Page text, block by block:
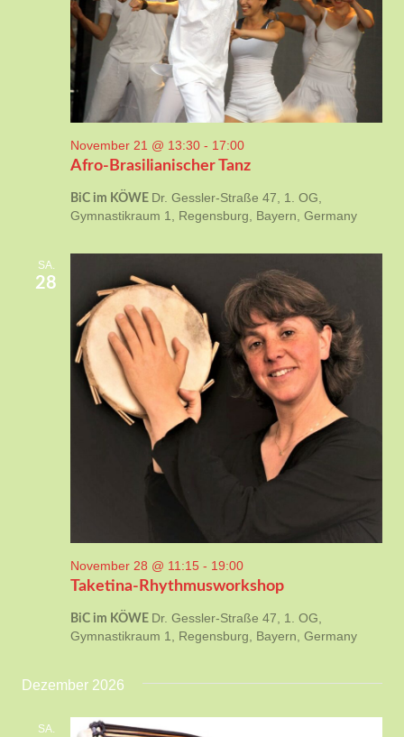
Afro-Brasilianischer Tanz
November 21 @ 13:30 - 17:00
BiC im KÖWE Dr. Gessler-Straße 47, 1. OG,
Gymnastikraum 1, Regensburg, Bayern, Germany
SA.
28
Taketina-Rhythmusworkshop
November 28 @ 11:15 - 19:00
BiC im KÖWE Dr. Gessler-Straße 47, 1. OG,
Gymnastikraum 1, Regensburg, Bayern, Germany
Dezember 2026
SA.